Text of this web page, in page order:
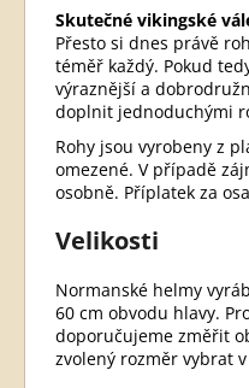
Skutečné vikingské
Přesto si dnes právě
téměř každý. Pokud
výraznější a
doplnit jednoduchými
Rohy jsou vyrobeny z
omezené. V případě
osobně. Příplatek za
Velikosti
Normanské helmy
60 cm obvodu hlavy.
doporučujeme změřit
zvolený rozměr vybrat